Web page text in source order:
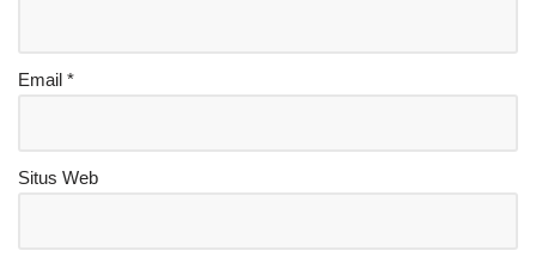
Email *
Situs Web